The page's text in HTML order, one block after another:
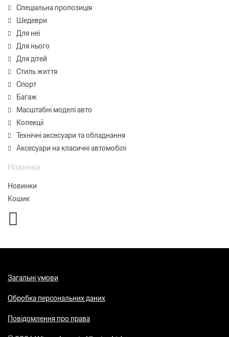
Спеціальна пропозиція
Шедеври
Для неї
Для нього
Для дітей
Стиль життя
Спорт
Багаж
Масштабні моделі авто
Колекції
Технічні аксесуари та обладнання
Аксесуари на класичні автомобілі
Новинки
Новинки
Кошик
Загальні умови
Обробка персональних даних
Повідомлення про права